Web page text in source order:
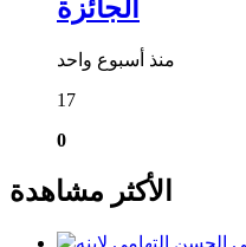
الجائزة
منذ أسبوع واحد
17
0
الأكثر مشاهدة